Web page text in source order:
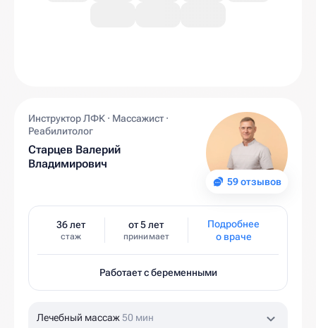
59 отзывов
Инструктор ЛФК · Массажист ·
Реабилитолог
Старцев Валерий
Владимирович
36 лет
стаж
от 5 лет
принимает
Подробнее
о враче
Работает с беременными
Лечебный массаж 50 мин